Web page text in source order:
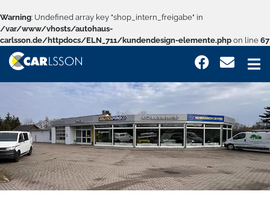
Warning: Undefined array key "shop_intern_freigabe" in
/var/www/vhosts/autohaus-
carlsson.de/httpdocs/ELN_711/kundendesign-elemente.php on line 67